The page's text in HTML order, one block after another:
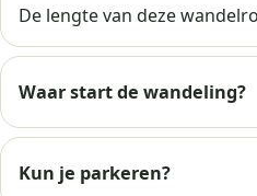
De lengte van deze
Waar start de wandeling?
Kun je parkeren?